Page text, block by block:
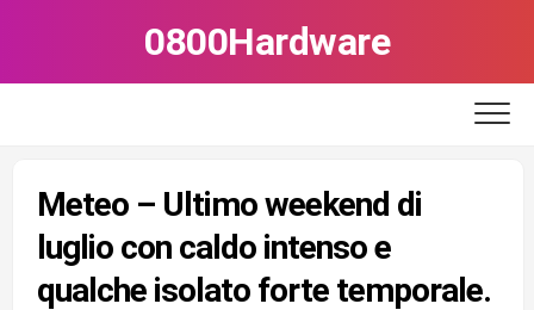
0800Hardware
Meteo – Ultimo weekend di
luglio con caldo intenso e
qualche isolato forte temporale.